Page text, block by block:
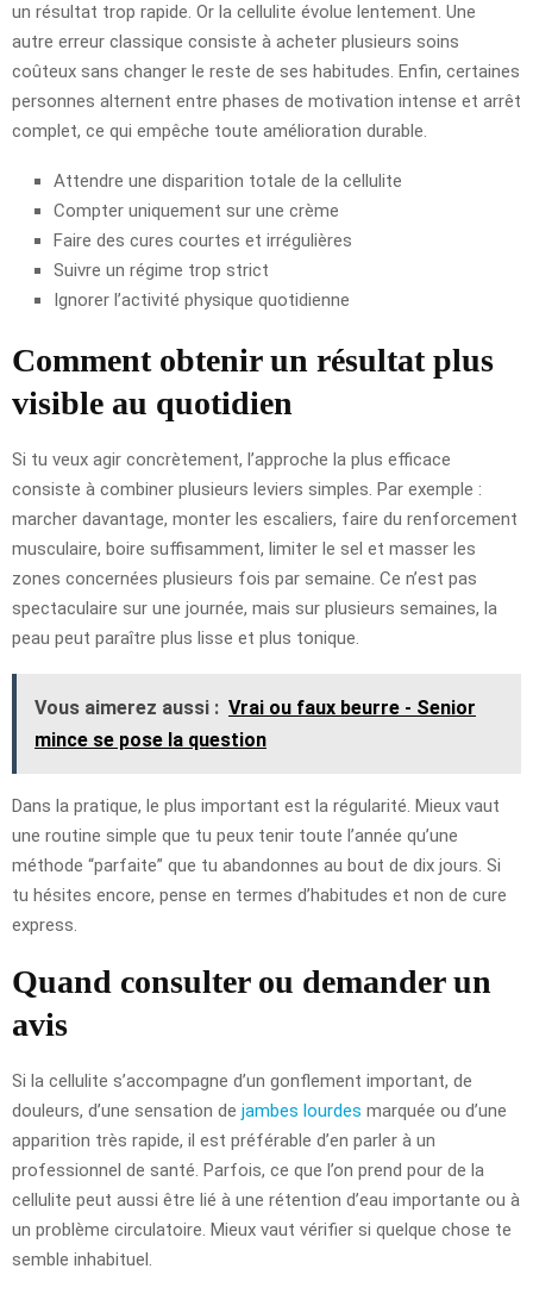
un résultat trop rapide. Or la cellulite évolue lentement. Une
autre erreur classique consiste à acheter plusieurs soins
coûteux sans changer le reste de ses habitudes. Enfin, certaines
personnes alternent entre phases de motivation intense et arrêt
complet, ce qui empêche toute amélioration durable.
Attendre une disparition totale de la cellulite
Compter uniquement sur une crème
Faire des cures courtes et irrégulières
Suivre un régime trop strict
Ignorer l’activité physique quotidienne
Comment obtenir un résultat plus
visible au quotidien
Si tu veux agir concrètement, l’approche la plus efficace
consiste à combiner plusieurs leviers simples. Par exemple :
marcher davantage, monter les escaliers, faire du renforcement
musculaire, boire suffisamment, limiter le sel et masser les
zones concernées plusieurs fois par semaine. Ce n’est pas
spectaculaire sur une journée, mais sur plusieurs semaines, la
peau peut paraître plus lisse et plus tonique.
Vous aimerez aussi : Vrai ou faux beurre - Senior
mince se pose la question
Dans la pratique, le plus important est la régularité. Mieux vaut
une routine simple que tu peux tenir toute l’année qu’une
méthode “parfaite” que tu abandonnes au bout de dix jours. Si
tu hésites encore, pense en termes d’habitudes et non de cure
express.
Quand consulter ou demander un
avis
Si la cellulite s’accompagne d’un gonflement important, de
douleurs, d’une sensation de jambes lourdes marquée ou d’une
apparition très rapide, il est préférable d’en parler à un
professionnel de santé. Parfois, ce que l’on prend pour de la
cellulite peut aussi être lié à une rétention d’eau importante ou à
un problème circulatoire. Mieux vaut vérifier si quelque chose te
semble inhabituel.